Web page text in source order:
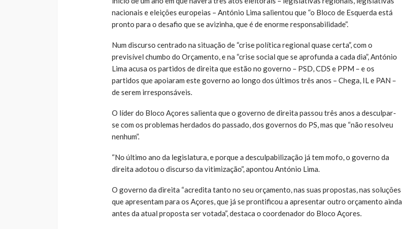
nacionais e eleições europeias – António Lima salientou que “o Bloco de Esquerda está
pronto para o desafio que se avizinha, que é de enorme responsabilidade”.
Num discurso centrado na situação de “crise política regional quase certa”, com o
previsível chumbo do Orçamento, e na “crise social que se aprofunda a cada dia”, António
Lima acusa os partidos de direita que estão no governo – PSD, CDS e PPM – e os
partidos que apoiaram este governo ao longo dos últimos três anos – Chega, IL e PAN –
de serem irresponsáveis.
O líder do Bloco Açores salienta que o governo de direita passou três anos a desculpar-
se com os problemas herdados do passado, dos governos do PS, mas que “não resolveu
nenhum”.
“No último ano da legislatura, e porque a desculpabilização já tem mofo, o governo da
direita adotou o discurso da vitimização”, apontou António Lima.
O governo da direita “acredita tanto no seu orçamento, nas suas propostas, nas soluções
que apresentam para os Açores, que já se prontificou a apresentar outro orçamento ainda
antes da atual proposta ser votada”, destaca o coordenador do Bloco Açores.